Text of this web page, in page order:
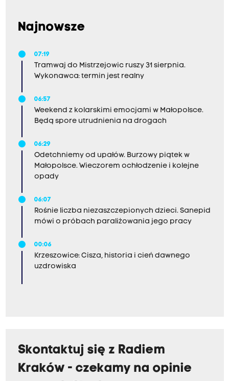
Najnowsze
07:19
Tramwaj do Mistrzejowic ruszy 31 sierpnia.
Wykonawca: termin jest realny
06:57
Weekend z kolarskimi emocjami w Małopolsce.
Będą spore utrudnienia na drogach
06:29
Odetchniemy od upałów. Burzowy piątek w
Małopolsce. Wieczorem ochłodzenie i kolejne
opady
06:07
Rośnie liczba niezaszczepionych dzieci. Sanepid
mówi o próbach paraliżowania jego pracy
00:06
Krzeszowice: Cisza, historia i cień dawnego
uzdrowiska
Skontaktuj się z Radiem
Kraków - czekamy na opinie